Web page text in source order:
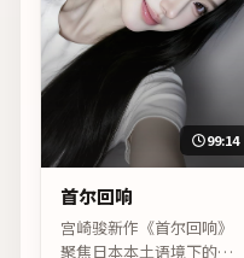
99:14
首尔回响
宫崎骏新作《首尔回响》
聚焦日本本土语境下的普